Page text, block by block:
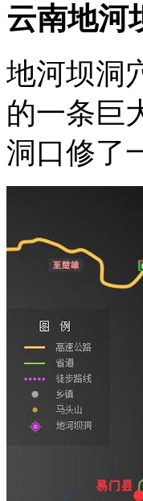
云南地河
地河坝洞
的一条巨
洞口修了